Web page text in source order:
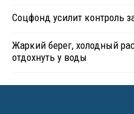
Соцфонд усилит контроль
Жаркий берег, холодный
отдохнуть у воды